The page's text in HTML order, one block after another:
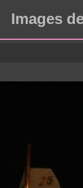
Images